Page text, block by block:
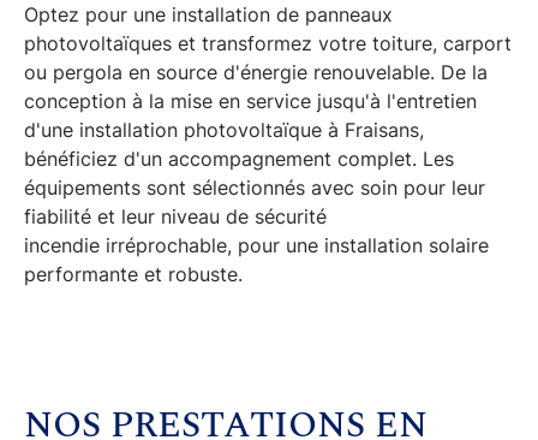
Optez pour une installation de panneaux
photovoltaïques et transformez votre toiture, carport
ou pergola en source d'énergie renouvelable. De la
conception à la mise en service jusqu'à l'entretien
d'une installation photovoltaïque à Fraisans,
bénéficiez d'un accompagnement complet. Les
équipements sont sélectionnés avec soin pour leur
fiabilité et leur niveau de sécurité
incendie irréprochable, pour une installation solaire
performante et robuste.
NOS PRESTATIONS EN